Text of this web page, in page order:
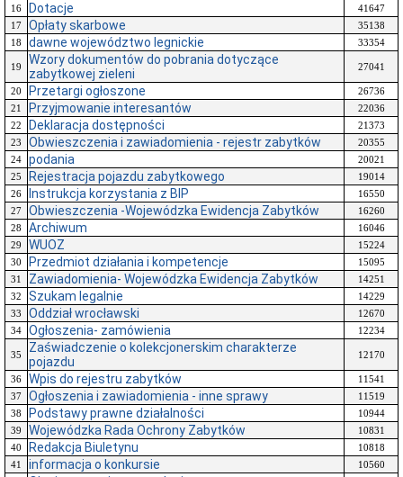
16
Dotacje
41647
17
Opłaty skarbowe
35138
18
dawne województwo legnickie 33354
19
Wzory dokumentów do pobrania dotyczące
zabytkowej zieleni
27041
20 Przetargi ogłoszone
26736
21
Przyjmowanie interesantów
22036
22
Deklaracja dostępności
21373
23
Obwieszczenia i zawiadomienia - rejestr zabytków
20355
24
podania
20021
25
Rejestracja pojazdu zabytkowego
19014
26
Instrukcja korzystania z BIP
16550
27
Obwieszczenia -Wojewódzka Ewidencja Zabytków
16260
28
Archiwum
16046
29
WUOZ
15224
30
Przedmiot działania i kompetencje
15095
31
Zawiadomienia- Wojewódzka Ewidencja Zabytków
14251
32
Szukam legalnie
14229
33
Oddział wrocławski
12670
34
Ogłoszenia- zamówienia 12234
35
Zaświadczenie o kolekcjonerskim charakterze
pojazdu
12170
36 Wpis do rejestru zabytków
11541
37
Ogłoszenia i zawiadomienia - inne sprawy
11519
38
Podstawy prawne działalności
10944
39
Wojewódzka Rada Ochrony Zabytków
10831
40
Redakcja Biuletynu
10818
41
informacja o konkursie
10560